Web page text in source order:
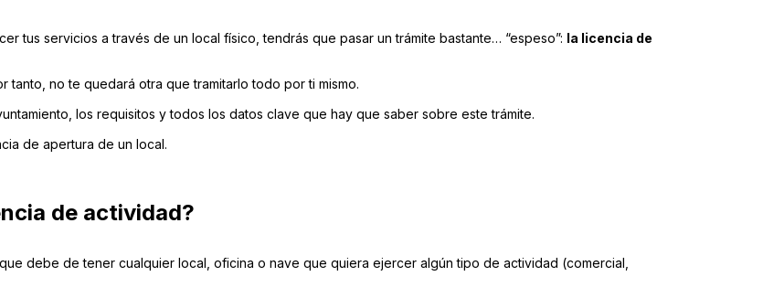
tus servicios a través de un local físico, tendrás que pasar un trámite bastante… “espeso”: la licencia de
no te quedará otra que tramitarlo todo por ti mismo.
los requisitos y todos los datos clave que hay que saber sobre este trámite.
de apertura de un local.
de actividad?
debe de tener cualquier local, oficina o nave que quiera ejercer algún tipo de actividad (comercial,